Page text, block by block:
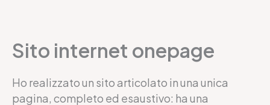
Sito internet onepage
Ho realizzato un sito articolato in una unica
pagina, completo ed esaustivo: ha una